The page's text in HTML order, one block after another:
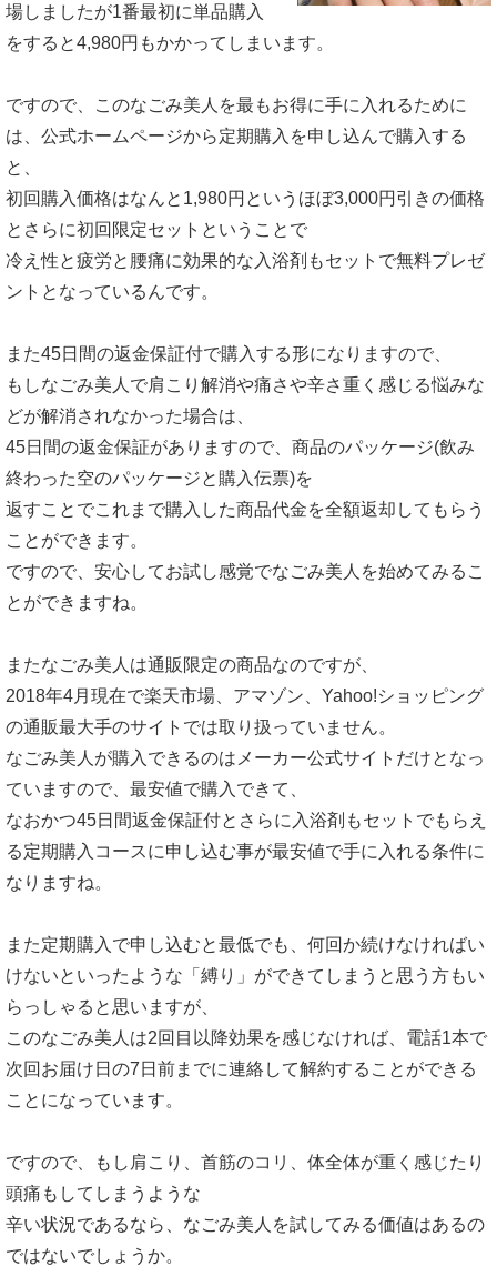
場しましたが1番最初に単品購入
をすると4,980円もかかってしまいます。
ですので、このなごみ美人を最もお得に手に入れるために
は、公式ホームページから定期購入を申し込んで購入する
と、
初回購入価格はなんと1,980円というほぼ3,000円引きの価格
とさらに初回限定セットということで
冷え性と疲労と腰痛に効果的な入浴剤もセットで無料プレゼ
ントとなっているんです。
また45日間の返金保証付で購入する形になりますので、
もしなごみ美人で肩こり解消や痛さや辛さ重く感じる悩みな
どが解消されなかった場合は、
45日間の返金保証がありますので、商品のパッケージ(飲み
終わった空のパッケージと購入伝票)を
返すことでこれまで購入した商品代金を全額返却してもらう
ことができます。
ですので、安心してお試し感覚でなごみ美人を始めてみるこ
とができますね。
またなごみ美人は通販限定の商品なのですが、
2018年4月現在で楽天市場、アマゾン、Yahoo!ショッピング
の通販最大手のサイトでは取り扱っていません。
なごみ美人が購入できるのはメーカー公式サイトだけとなっ
ていますので、最安値で購入できて、
なおかつ45日間返金保証付とさらに入浴剤もセットでもらえ
る定期購入コースに申し込む事が最安値で手に入れる条件に
なりますね。
また定期購入で申し込むと最低でも、何回か続けなければい
けないといったような「縛り」ができてしまうと思う方もい
らっしゃると思いますが、
このなごみ美人は2回目以降効果を感じなければ、電話1本で
次回お届け日の7日前までに連絡して解約することができる
ことになっています。
ですので、もし肩こり、首筋のコリ、体全体が重く感じたり
頭痛もしてしまうような
辛い状況であるなら、なごみ美人を試してみる価値はあるの
ではないでしょうか。